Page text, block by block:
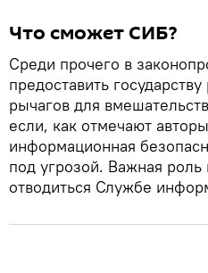
Что сможет СИБ?
Среди прочего в
предоставить
рычагов для
если, как отмечают
информационная
под угрозой. Важная роль
отводиться Службе